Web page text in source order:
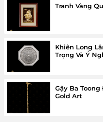
Tranh Vàng
Khiên Long
Trọng Và Ý
Gậy Ba
Gold Art